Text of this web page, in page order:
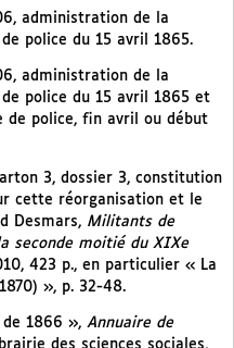
administration de la
police du 15 avril 1865.
administration de la
police du 15 avril 1865 et
de police, fin avril ou début
3, dossier 3, constitution
cette réorganisation et le
Desmars, Militants de
seconde moitié du XIXe
423 p., en particulier « La
», p. 32-48.
1866 », Annuaire de